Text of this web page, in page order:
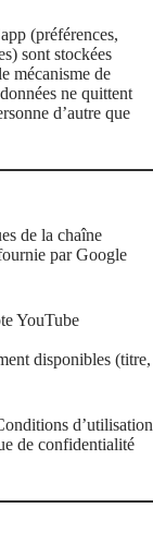
(préférences,
sont stockées
mécanisme de
ne quittent
d’autre que
de la chaîne
par Google
YouTube
disponibles (titre,
d’utilisation
de confidentialité